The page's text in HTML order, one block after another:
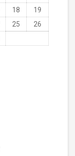
18
19
25
26